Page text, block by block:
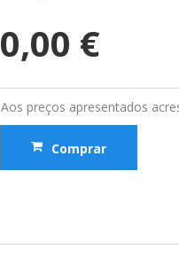
0,00 €
Aos preços apresentados
Comprar